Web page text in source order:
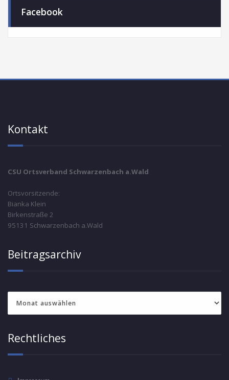
Facebook
Kontakt
CSU Ortsverband Schwarzenbach a.Wald
Ortsvorsitzende:
Bianka Klein
Birkenstraße 2
95131 Schwarzenbach a.Wald
Beitragsarchiv
Rechtliches